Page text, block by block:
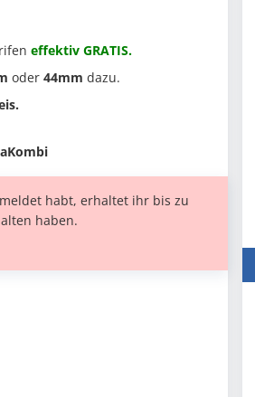
effektiv GRATIS.
oder 44mm dazu.
habt, erhaltet ihr bis zu
haben.